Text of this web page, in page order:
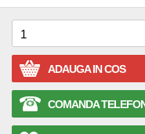
ADAUGA IN COS
COMANDA